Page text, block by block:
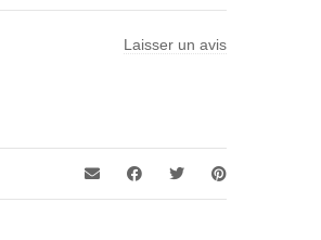
Laisser un avis